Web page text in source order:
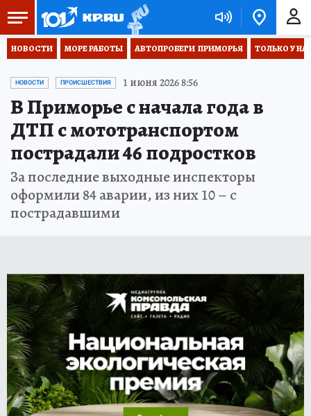
НОВОСТИ МОРЕ РАБОТЫ АВТОПРОБЕГИ  ПРИМОРЬЯ ТОЛЬКО У
НОВОСТИ ПРОИСШЕСТВИЯ 1 июня 2026 8:56
В Приморье с начала года в
ДТП с мототранспортом
пострадали 46 подростков
За последние выходные инспекторы
оформили 84 аварии, из них 10 – с
пострадавшими